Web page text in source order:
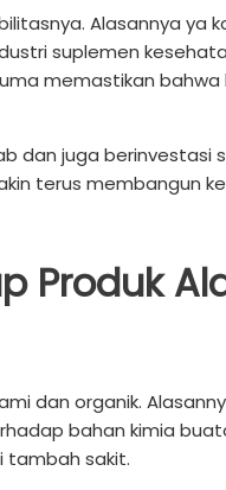
Alasannya ya
suplemen
memastikan bahwa
dan juga berinvestasi
terus membangun
Produk
dan organik.
bahan kimia
tambah sakit.